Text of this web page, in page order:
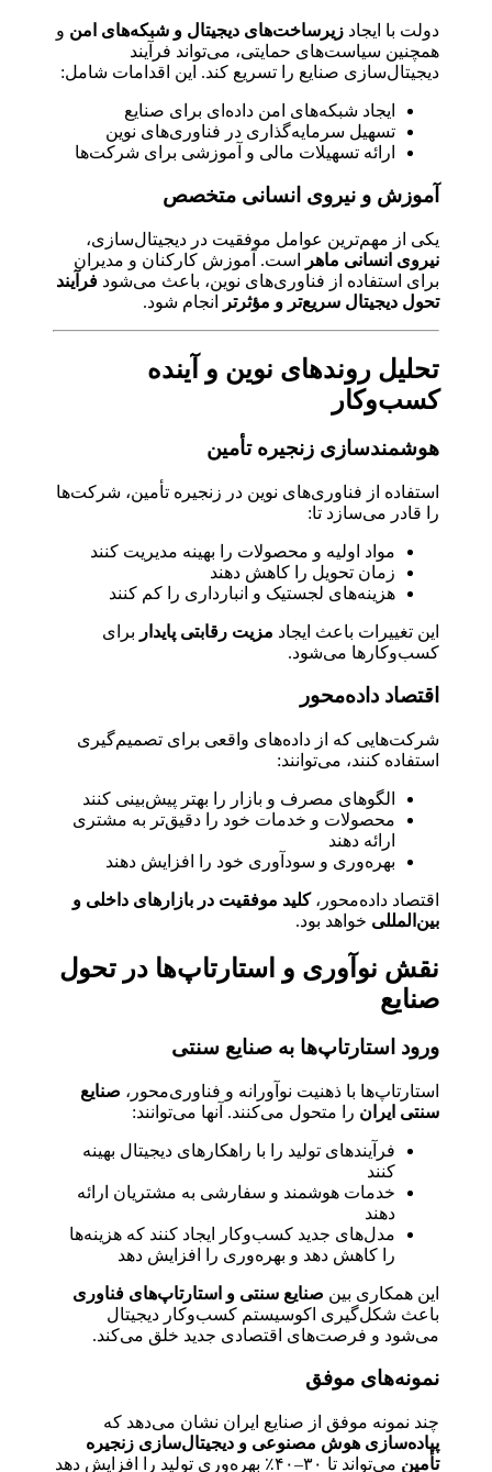
دولت با ایجاد زیرساخت‌های دیجیتال و شبکه‌های امن و
همچنین سیاست‌های حمایتی، می‌تواند فرآیند
دیجیتال‌سازی صنایع را تسریع کند. این اقدامات شامل:
ایجاد شبکه‌های امن داده‌ای برای صنایع
تسهیل سرمایه‌گذاری در فناوری‌های نوین
ارائه تسهیلات مالی و آموزشی برای شرکت‌ها
آموزش و نیروی انسانی متخصص
یکی از مهم‌ترین عوامل موفقیت در دیجیتال‌سازی،
نیروی انسانی ماهر
است. آموزش کارکنان و مدیران
برای استفاده از فناوری‌های نوین، باعث می‌شود فرآیند
تحول دیجیتال سریع‌تر و مؤثرتر
انجام شود.
تحلیل روندهای نوین و آینده
کسب‌وکار
هوشمندسازی زنجیره تأمین
استفاده از فناوری‌های نوین در زنجیره تأمین، شرکت‌ها
را قادر می‌سازد تا:
مواد اولیه و محصولات را بهینه مدیریت کنند
زمان تحویل را کاهش دهند
هزینه‌های لجستیک و انبارداری را کم کنند
این تغییرات باعث ایجاد مزیت رقابتی پایدار برای
کسب‌وکارها می‌شود.
اقتصاد داده‌محور
شرکت‌هایی که از داده‌های واقعی برای تصمیم‌گیری
استفاده کنند، می‌توانند:
الگوهای مصرف و بازار را بهتر پیش‌بینی کنند
محصولات و خدمات خود را دقیق‌تر به مشتری
ارائه دهند
بهره‌وری و سودآوری خود را افزایش دهند
اقتصاد داده‌محور،کلید موفقیت در بازارهای داخلی و
بین‌المللی خواهد بود.
نقش نوآوری و استارتاپ‌ها در تحول
صنایع
ورود استارتاپ‌ها به صنایع سنتی
استارتاپ‌ها با ذهنیت نوآورانه و فناوری‌محور، صنایع
سنتی ایران را متحول می‌کنند. آنها می‌توانند:
فرآیندهای تولید را با راهکارهای دیجیتال بهینه
کنند
خدمات هوشمند و سفارشی به مشتریان ارائه
دهند
مدل‌های جدید کسب‌وکار ایجاد کنند که هزینه‌ها
را کاهش دهد و بهره‌وری را افزایش دهد
این همکاری بین صنایع سنتی و استارتاپ‌های فناوری
باعث شکل‌گیری اکوسیستم کسب‌وکار دیجیتال
می‌شود و فرصت‌های اقتصادی جدید خلق می‌کند.
نمونه‌های موفق
چند نمونه موفق از صنایع ایران نشان می‌دهد که
پیاده‌سازی هوش مصنوعی و دیجیتال‌سازی زنجیره
تأمین
می‌تواند تا ۳۰–۴۰٪ بهره‌وری تولید را افزایش دهد